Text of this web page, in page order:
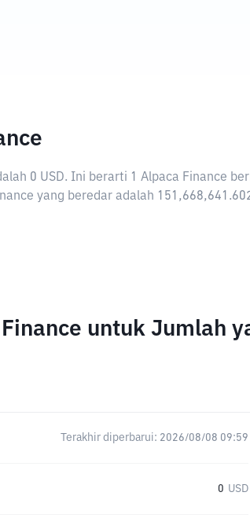
0 USD. Ini berarti 1 Alpaca Finance
yang beredar adalah
untuk Jumlah
Terakhir diperbarui: 2026/08/08 09:59
0 USD